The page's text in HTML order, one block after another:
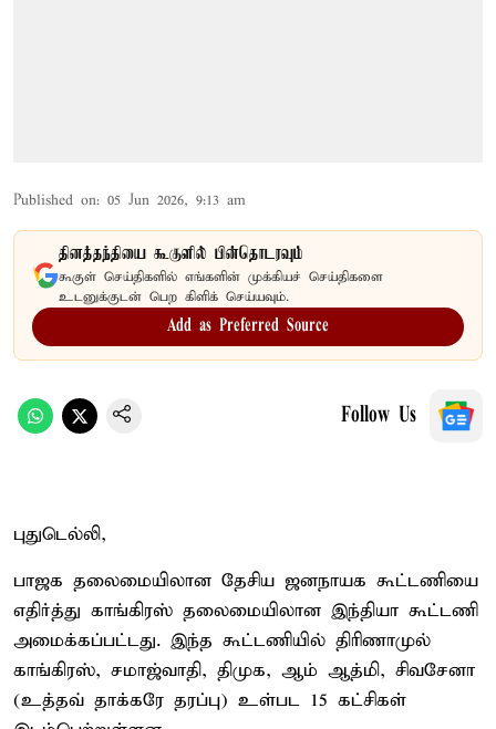
Published on: 05 Jun 2026, 9:13 am
தினத்தந்தியை கூகுளில் பின்தொடரவும்
கூகுள் செய்திகளில் எங்களின் முக்கியச் செய்திகளை
உடனுக்குடன் பெற கிளிக் செய்யவும்.
Add as Preferred Source
Follow Us
புதுடெல்லி,
பாஜக தலைமையிலான தேசிய ஜனநாயக கூட்டணியை
எதிர்த்து காங்கிரஸ் தலைமையிலான இந்தியா கூட்டணி
அமைக்கப்பட்டது. இந்த கூட்டணியில் திரிணாமுல்
காங்கிரஸ், சமாஜ்வாதி, திமுக, ஆம் ஆத்மி, சிவசேனா
(உத்தவ் தாக்கரே தரப்பு) உள்பட 15 கட்சிகள்